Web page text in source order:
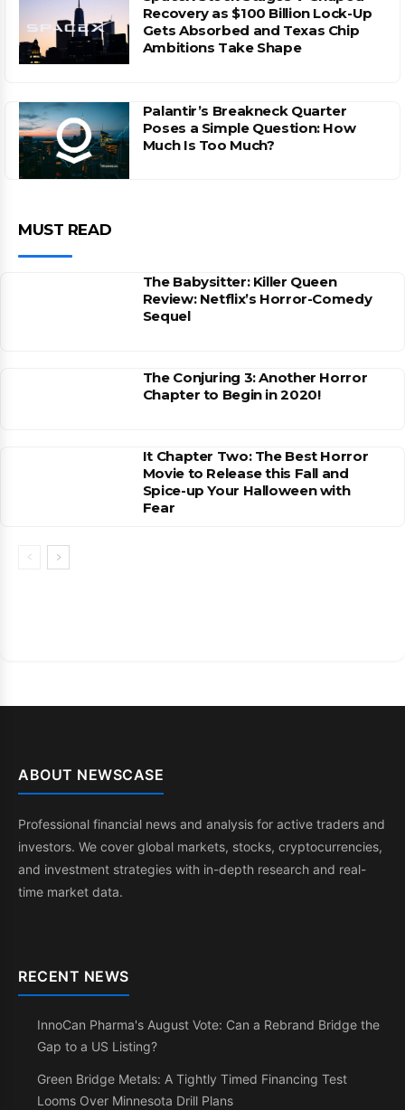
Recovery as $100 Billion Lock-Up
Gets Absorbed and Texas Chip
Ambitions Take Shape
Palantir’s Breakneck Quarter
Poses a Simple Question: How
Much Is Too Much?
MUST READ
The Babysitter: Killer Queen
Review: Netflix’s Horror-Comedy
Sequel
The Conjuring 3: Another Horror
Chapter to Begin in 2020!
It Chapter Two: The Best Horror
Movie to Release this Fall and
Spice-up Your Halloween with
Fear
ABOUT NEWSCASE
Professional financial news and analysis for active traders and
investors. We cover global markets, stocks, cryptocurrencies,
and investment strategies with in-depth research and real-
time market data.
RECENT NEWS
InnoCan Pharma's August Vote: Can a Rebrand Bridge the
Gap to a US Listing?
Green Bridge Metals: A Tightly Timed Financing Test
Looms Over Minnesota Drill Plans